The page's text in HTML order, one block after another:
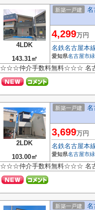
4LDK
143.31㎡
新築一戸建 名
4,299万円
名鉄名古屋本
愛知県名古屋市
☆☆☆仲介手数料無料☆☆☆ 名古
2LDK
103.00㎡
新築一戸建 名
3,699万円
名鉄名古屋本
愛知県名古屋市
☆☆☆仲介手数料無料☆☆☆ 名古
新築一戸建 名